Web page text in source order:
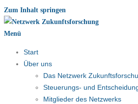
Zum Inhalt springen
Menü
Start
Über uns
Das Netzwerk
Steuerungs- und
Mitglieder des Netzwerks